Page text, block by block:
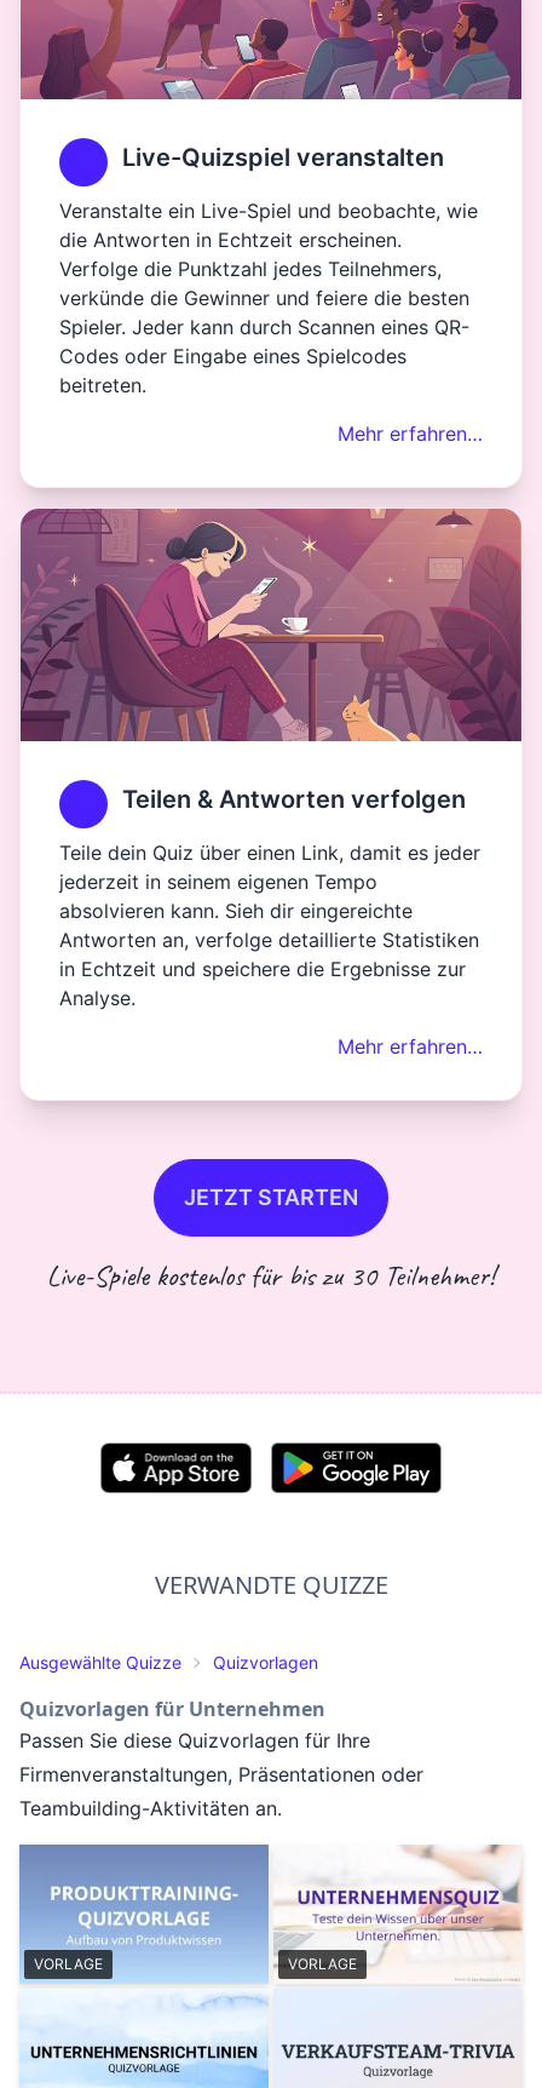
Live-Quizspiel veranstalten
Veranstalte ein Live-Spiel und beobachte, wie
die Antworten in Echtzeit erscheinen.
Verfolge die Punktzahl jedes Teilnehmers,
verkünde die Gewinner und feiere die besten
Spieler. Jeder kann durch Scannen eines QR-
Codes oder Eingabe eines Spielcodes
beitreten.
Mehr erfahren…
Teilen & Antworten verfolgen
Teile dein Quiz über einen Link, damit es jeder
jederzeit in seinem eigenen Tempo
absolvieren kann. Sieh dir eingereichte
Antworten an, verfolge detaillierte Statistiken
in Echtzeit und speichere die Ergebnisse zur
Analyse.
Mehr erfahren…
JETZT STARTEN
Live-Spiele kostenlos für bis zu 30 Teilnehmer!
VERWANDTE QUIZZE
Ausgewählte Quizze Quizvorlagen
Quizvorlagen für Unternehmen
Passen Sie diese Quizvorlagen für Ihre
Firmenveranstaltungen, Präsentationen oder
Teambuilding-Aktivitäten an.
VORLAGE VORLAGE